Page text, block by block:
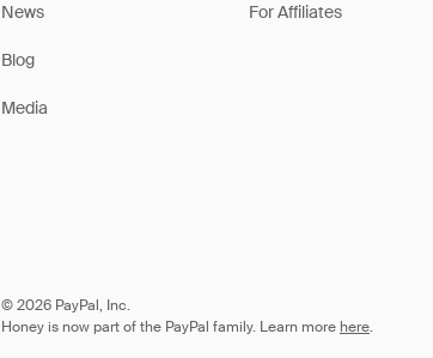
News
Blog
Media
For Affiliates
© 2026 PayPal, Inc.
Honey is now part of the PayPal family. Learn more here.